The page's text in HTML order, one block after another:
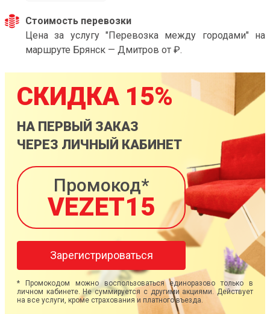
Стоимость перевозки
Цена за услугу "Перевозка между городами" на
маршруте Брянск — Дмитров от ₽.
СКИДКА 15%
НА ПЕРВЫЙ ЗАКАЗ
ЧЕРЕЗ ЛИЧНЫЙ КАБИНЕТ
Промокод*
VEZET15
Зарегистрироваться
* Промокодом можно воспользоваться единоразово только в
личном кабинете. Не суммируется с другими акциями. Действует
на все услуги, кроме страхования и платного въезда.